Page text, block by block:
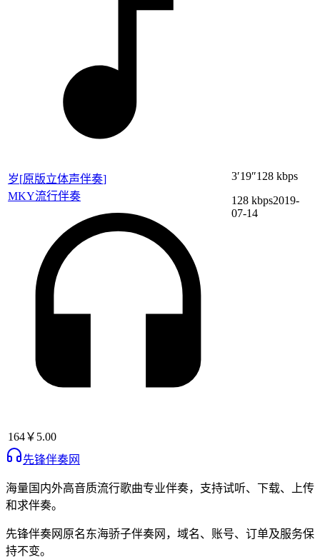
岁[原版立体声伴奏]
MKY流行伴奏
164￥5.00
3′19″128 kbps
128 kbps2019-
07-14
先锋伴奏网
海量国内外高音质流行歌曲专业伴奏，支持试听、下载、上传
和求伴奏。
先锋伴奏网 原名东海骄子伴奏网 ，域名、账号、订单及服务保
持不变。